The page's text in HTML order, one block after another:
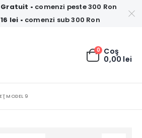
• comenzi peste 300 Ron
lei • comenzi sub 300 Ron
0 Coş
0,00 lei
MODEL 9